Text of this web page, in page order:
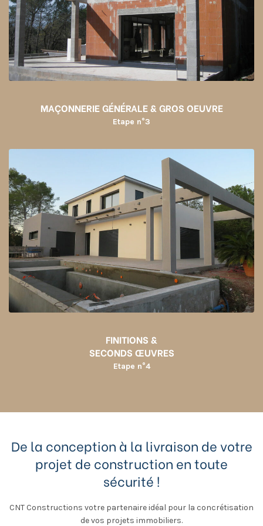
MAÇONNERIE GÉNÉRALE & GROS OEUVRE
Etape n°3
FINITIONS &
SECONDS ŒUVRES
Etape n°4
De la conception à la livraison de votre
projet de construction en toute
sécurité !
CNT Constructions votre partenaire idéal pour la concrétisation
de vos projets immobiliers.